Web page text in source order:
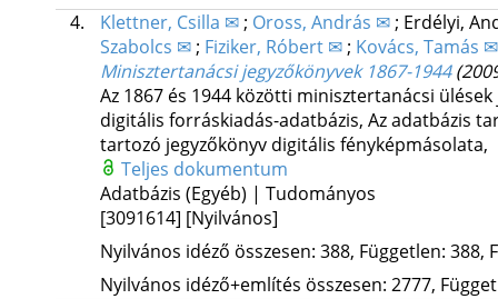
4.
Klettner, Csilla ✉; Oross, András ✉; Erdélyi,
Szabolcs ✉; Fiziker, Róbert ✉; Kovács, Tamás ✉
Minisztertanácsi jegyzőkönyvek 1867-1944
Az 1867 és 1944 közötti minisztertanácsi
digitális forráskiadás-adatbázis, Az adatbázis
tartozó jegyzőkönyv digitális fényképmásolata,
Teljes dokumentum
Adatbázis (Egyéb) | Tudományos
[3091614] [Nyilvános]
Nyilvános idéző összesen: 388, Független: 388,
Nyilvános idéző+említés összesen: 2777,